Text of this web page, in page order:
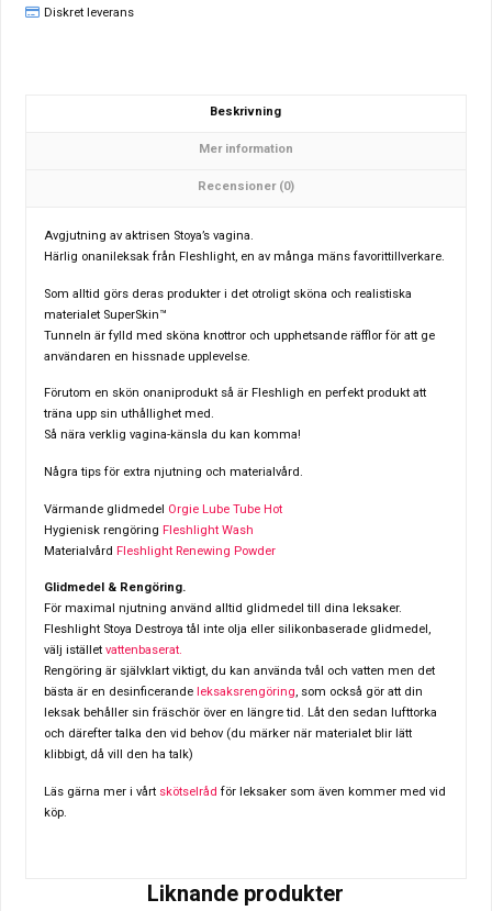
Diskret leverans
Beskrivning
Mer information
Recensioner (0)
Avgjutning av aktrisen Stoya’s vagina.
Härlig onanileksak från Fleshlight, en av många mäns favorittillverkare.
Som alltid görs deras produkter i det otroligt sköna och realistiska
materialet SuperSkin™
Tunneln är fylld med sköna knottror och upphetsande räfflor för att ge
användaren en hissnade upplevelse.
Förutom en skön onaniprodukt så är Fleshligh en perfekt produkt att
träna upp sin uthållighet med.
Så nära verklig vagina-känsla du kan komma!
Några tips för extra njutning och materialvård.
Värmande glidmedel Orgie Lube Tube Hot
Hygienisk rengöring Fleshlight Wash
Materialvård Fleshlight Renewing Powder
Glidmedel & Rengöring.
För maximal njutning använd alltid glidmedel till dina leksaker.
Fleshlight Stoya Destroya tål inte olja eller silikonbaserade glidmedel,
välj iställetvattenbaserat.
Rengöring är självklart viktigt, du kan använda tvål och vatten men det
bästa är en desinficerande leksaksrengöring, som också gör att din
leksak behåller sin fräschör över en längre tid. Låt den sedan lufttorka
och därefter talka den vid behov (du märker när materialet blir lätt
klibbigt, då vill den ha talk)
Läs gärna mer i vårt skötselråd för leksaker som även kommer med vid
köp.
Liknande produkter